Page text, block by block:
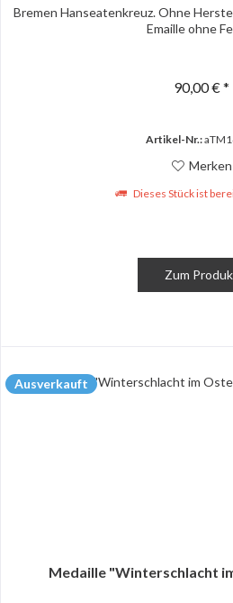
Bremen Hanseatenkreuz. Ohne
Emaille ohne
90,00 € *
Artikel-Nr.:
Merken
Dieses Stück ist
Zum
Ausverkauft
Medaille "Winterschlacht